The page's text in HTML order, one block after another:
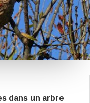
dans un arbre